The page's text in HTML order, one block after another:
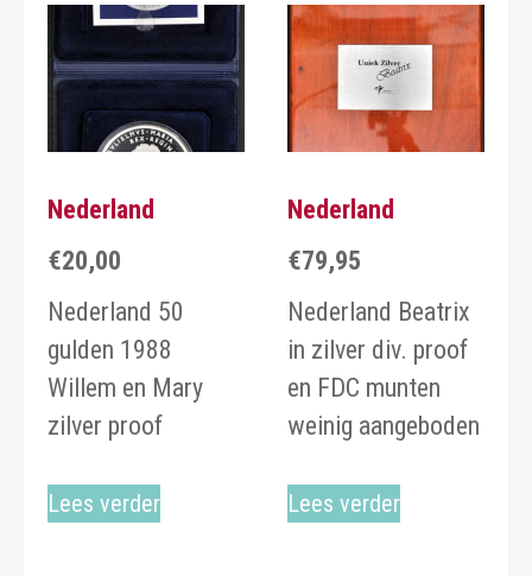
Nederland
€20,00
Nederland 50
gulden 1988
Willem en Mary
zilver proof
Lees verder
Nederland
€79,95
Nederland Beatrix
in zilver div. proof
en FDC munten
weinig aangeboden
Lees verder